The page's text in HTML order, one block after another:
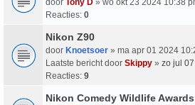
Reacties: 0
Nikon Z90
door Knoetsoer » ma apr 01 2024
Laatste bericht door Skippy » zo jul
Reacties: 9
Nikon Comedy Wildlife